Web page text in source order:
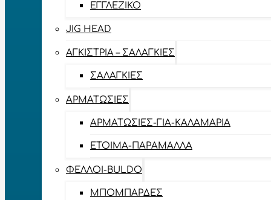
ΕΓΓΛΈΖΙΚΟ
JIG HEAD
ΑΓΚΊΣΤΡΙΑ – ΣΑΛΑΓΚΙΈΣ
ΣΑΛΑΓΚΙΈΣ
ΑΡΜΑΤΩΣΙΈΣ
ΑΡΜΑΤΩΣΙΈΣ-ΓΙΑ-ΚΑΛΑΜΆΡΙΑ
ΈΤΟΙΜΑ-ΠΑΡΆΜΑΛΛΑ
ΦΕΛΛΟΊ-BULDO
ΜΠΟΜΠΆΡΔΕΣ